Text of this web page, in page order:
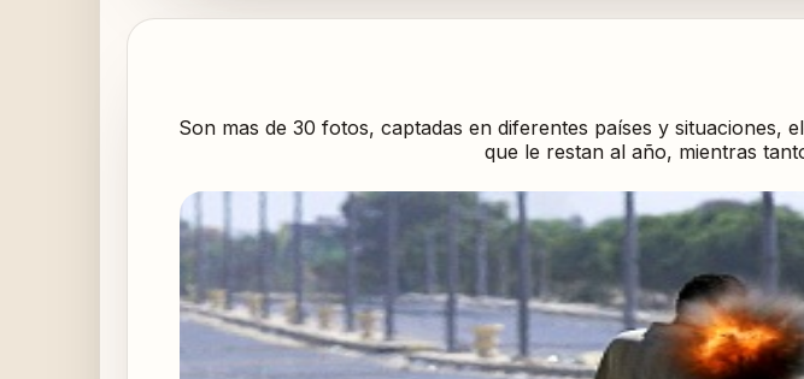
Son mas de 30 fotos, captadas en diferentes países y situaciones,
que le restan al año, mientras